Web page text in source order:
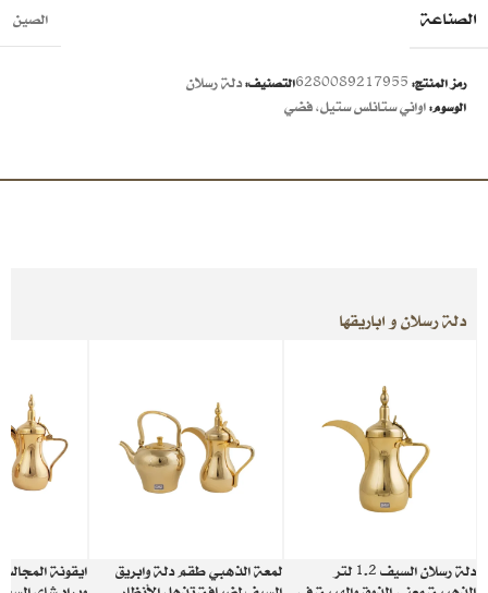
الصناعة الصين
رمز المنتج: 6280089217955التصنيف:دلة رسلان
الوسوم:اواني ستانلس ستيل,فضي
دلة رسلان و اباريقها
دلة رسلان السيف 1.2 لتر
لمعة الذهبي طقم دلة وابريق
ايقونة